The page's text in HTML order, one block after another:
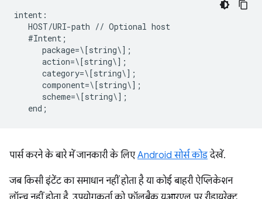
intent:
   HOST/URI-path // Optional host
   #Intent;
      package=\[string\];
      action=\[string\];
      category=\[string\];
      component=\[string\];
      scheme=\[string\];
पार्स करने के बारे में जानकारी के लिएAndroid सोर्स कोडदेखें.
जब किसी इंटेंट का समाधान नहीं होता है या कोई बाहरी ऐप्लिकेशन